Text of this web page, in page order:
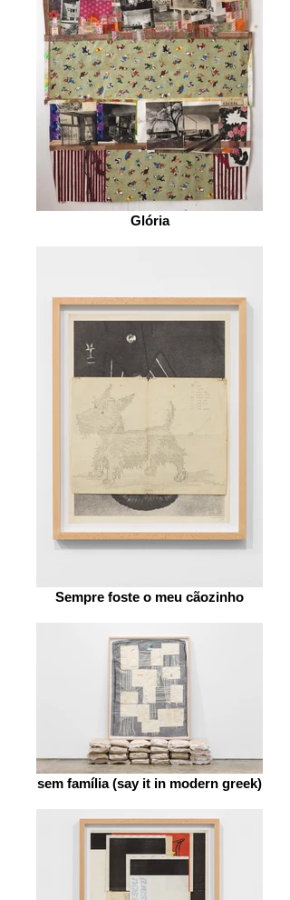
Glória
Sempre foste o meu cãozinho
sem família (say it in modern greek)